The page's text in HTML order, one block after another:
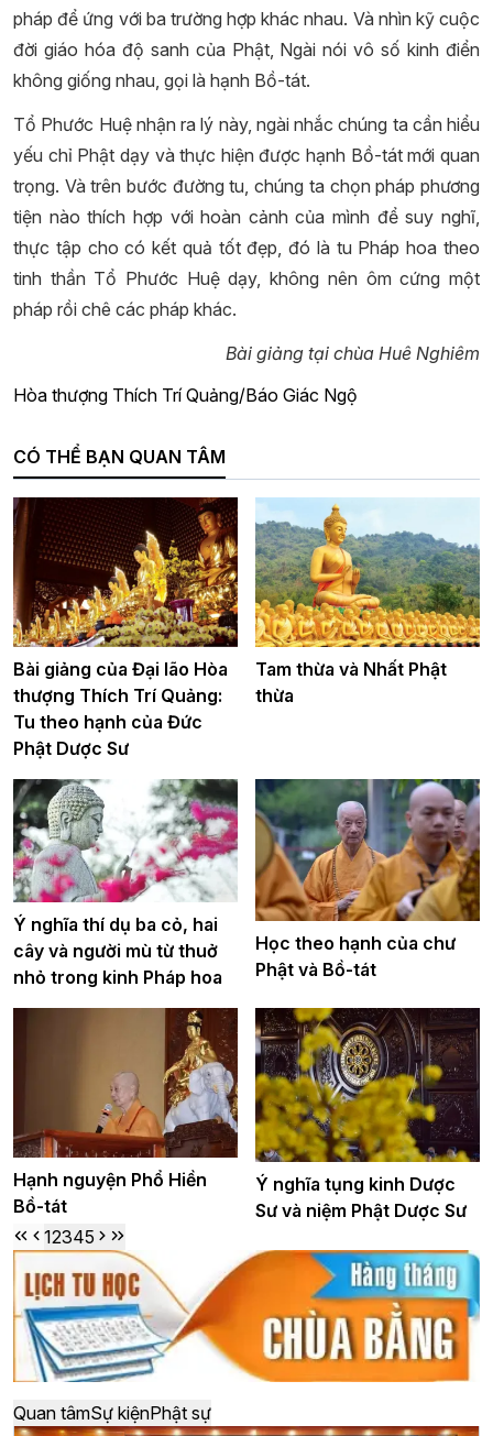
pháp để ứng với ba trường hợp khác nhau. Và nhìn kỹ cuộc
đời giáo hóa độ sanh của Phật, Ngài nói vô số kinh điển
không giống nhau, gọi là hạnh Bồ-tát.
Tổ Phước Huệ nhận ra lý này, ngài nhắc chúng ta cần hiểu
yếu chỉ Phật dạy và thực hiện được hạnh Bồ-tát mới quan
trọng. Và trên bước đường tu, chúng ta chọn pháp phương
tiện nào thích hợp với hoàn cảnh của mình để suy nghĩ,
thực tập cho có kết quả tốt đẹp, đó là tu Pháp hoa theo
tinh thần Tổ Phước Huệ dạy, không nên ôm cứng một
pháp rồi chê các pháp khác.
Bài giảng tại chùa Huê Nghiêm
Hòa thượng Thích Trí Quảng/Báo Giác Ngộ
CÓ THỂ BẠN QUAN TÂM
Bài giảng của Đại lão Hòa
thượng Thích Trí Quảng:
Tu theo hạnh của Đức
Phật Dược Sư
Tam thừa và Nhất Phật
thừa
Ý nghĩa thí dụ ba cỏ, hai
cây và người mù từ thuở
nhỏ trong kinh Pháp hoa
Học theo hạnh của chư
Phật và Bồ-tát
Hạnh nguyện Phổ Hiền
Bồ-tát
Ý nghĩa tụng kinh Dược
Sư và niệm Phật Dược Sư
12345
Quan tâmSự kiệnPhật sự